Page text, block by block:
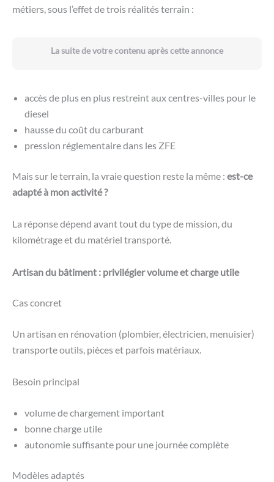
métiers, sous l’effet de trois réalités terrain :
La suite de votre contenu après cette annonce
accès de plus en plus restreint aux centres-villes pour le
diesel
hausse du coût du carburant
pression réglementaire dans les ZFE
Mais sur le terrain, la vraie question reste la même : est-ce
adapté à mon activité ?
La réponse dépend avant tout du type de mission, du
kilométrage et du matériel transporté.
Artisan du bâtiment : privilégier volume et charge utile
Cas concret
Un artisan en rénovation (plombier, électricien, menuisier)
transporte outils, pièces et parfois matériaux.
Besoin principal
volume de chargement important
bonne charge utile
autonomie suffisante pour une journée complète
Modèles adaptés